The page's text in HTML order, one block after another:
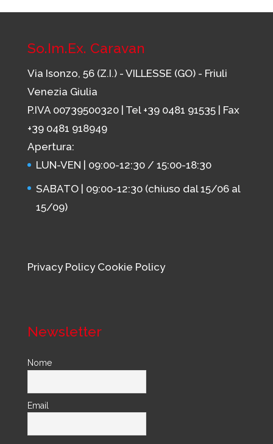
So.Im.Ex. Caravan
Via Isonzo, 56 (Z.I.) - VILLESSE (GO) - Friuli
Venezia Giulia
P.IVA 00739500320 | Tel +39 0481 91535| Fax
+39 0481 918949
Apertura:
LUN-VEN | 09:00-12:30 / 15:00-18:30
SABATO | 09:00-12:30 (chiuso dal 15/06 al
15/09)
Privacy Policy Cookie Policy
Newsletter
Nome
Email